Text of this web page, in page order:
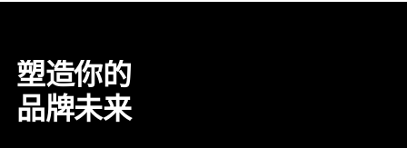
塑造你的
品牌未来